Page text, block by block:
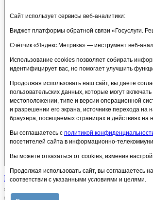
Педагогический состав
Материально-техническое
Стипендии и меры поддержки
Финансово-хозяйственная
Вакантные места для приема
Международное сотрудничество
Организация питания в
Платные услуги
Политика в отношении обработки
Антидопинг
Расписание тренировок
ПРОТИВОДЕЙСТВИЕ
Часто задаваемые вопросы
Обратная связь
ОЦЕНИ КАЧЕСТВО НАШИХ УСЛУГ
Оцени качество наших услуг
Политика конфиденциальности Сайт
Сайт использует сервисы веб-аналитики:
Виджет платформы обратной связи «Госуслуги.
Счётчик «Яндекс.Метрика» — инструмент веб-
Использование cookies позволяет собирать
идентифицирует вас, но помогает улучшить
Продолжая использовать наш сайт, вы даете
пользовательских данных, которые могут
местоположении, типе и версии операционной
и разрешении его экрана, источнике перехода на
браузера, посещаемых страницах и действиях на
Вы соглашаетесь с политикой
посетителей сайта в информационно-
Вы можете отказаться от cookies, изменив
Продолжая использовать сайт, вы соглашаетесь
соответствии с указанными условиями и целями.